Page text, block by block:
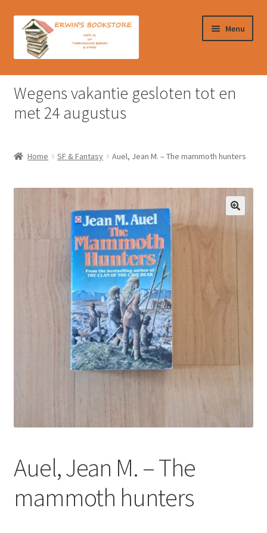
door
naar
naar
Menu
Home
Afrekenen
Verzendkosten & Ophalen boeken
Winkelmand
Wegens vakantie gesloten tot en
met 24 augustus
Home SF & Fantasy Auel, Jean M. – The mammoth hunters
Auel, Jean M. – The
mammoth hunters